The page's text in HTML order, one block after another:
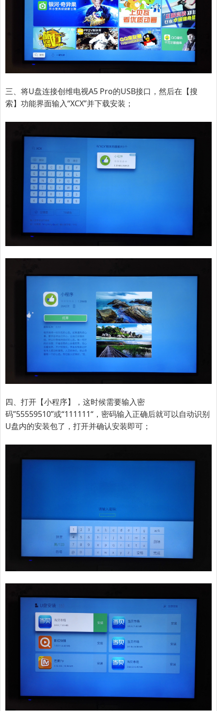
三、将U盘连接创维电视A5 Pro的USB接口，然后在【搜
索】功能界面输入“XCX”并下载安装；
四、打开【小程序】，这时候需要输入密
码”55559510”或“111111“ ，密码输入正确后就可以自动识别
U盘内的安装包了，打开并确认安装即可；